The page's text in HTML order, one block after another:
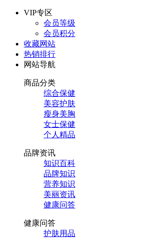
VIP专区
会员等级
会员积分
收藏网站
热销排行
网站导航
商品分类
综合保健
美容护肤
瘦身美胸
女士保健
个人精品
品牌资讯
知识百科
品牌知识
营养知识
美丽资讯
健康问答
健康问答
护肤用品